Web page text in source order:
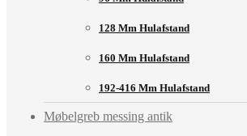
128 Mm Hulafstand
160 Mm Hulafstand
192-416 Mm Hulafstand
Møbelgreb messing antik